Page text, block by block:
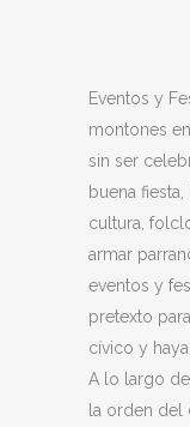
Eventos y
montones
sin ser
buena
cultura,
armar
eventos y
pretexto
cívico y
A lo largo
la orden del